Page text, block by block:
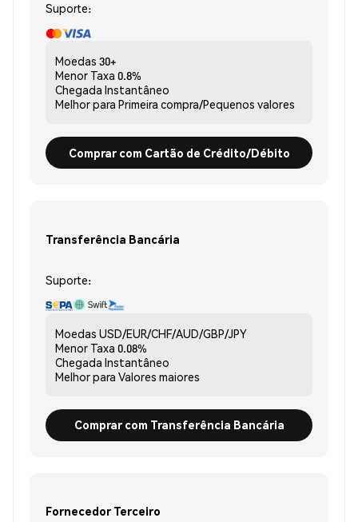
Suporte:
Moedas 30+
Menor Taxa 0.8%
Chegada Instantâneo
Melhor para Primeira compra/Pequenos valores
Comprar com Cartão de Crédito/Débito
Transferência Bancária
Suporte:
Moedas USD/EUR/CHF/AUD/GBP/JPY
Menor Taxa 0.08%
Chegada Instantâneo
Melhor para Valores maiores
Comprar com Transferência Bancária
Fornecedor Terceiro